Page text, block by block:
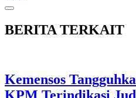
BERITA TERKAIT
Kemensos
KPM Terindikasi